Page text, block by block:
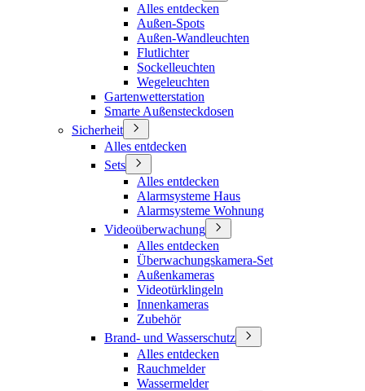
Alles entdecken
Außen-Spots
Außen-Wandleuchten
Flutlichter
Sockelleuchten
Wegeleuchten
Gartenwetterstation
Smarte Außensteckdosen
Sicherheit
Alles entdecken
Sets
Alles entdecken
Alarmsysteme Haus
Alarmsysteme Wohnung
Videoüberwachung
Alles entdecken
Überwachungskamera-Set
Außenkameras
Videotürklingeln
Innenkameras
Zubehör
Brand- und Wasserschutz
Alles entdecken
Rauchmelder
Wassermelder